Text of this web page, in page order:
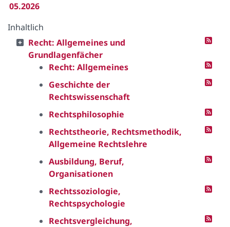
05.2026
Inhaltlich
Recht: Allgemeines und
Grundlagenfächer
Recht: Allgemeines
Geschichte der
Rechtswissenschaft
Rechtsphilosophie
Rechtstheorie, Rechtsmethodik,
Allgemeine Rechtslehre
Ausbildung, Beruf,
Organisationen
Rechtssoziologie,
Rechtspsychologie
Rechtsvergleichung,